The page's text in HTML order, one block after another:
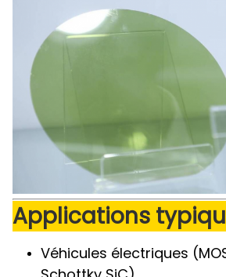
Applications
Véhicules électriques